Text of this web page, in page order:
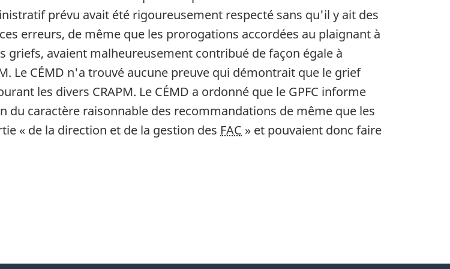
prévu avait été rigoureusement respecté sans qu'il y ait des
erreurs, de même que les prorogations accordées au plaignant à
avaient malheureusement contribué de façon égale à
Le CÉMD n'a trouvé aucune preuve qui démontrait que le grief
les divers CRAPM. Le CÉMD a ordonné que le GPFC informe
caractère raisonnable des recommandations de même que les
« de la direction et de la gestion des FAC » et pouvaient donc faire